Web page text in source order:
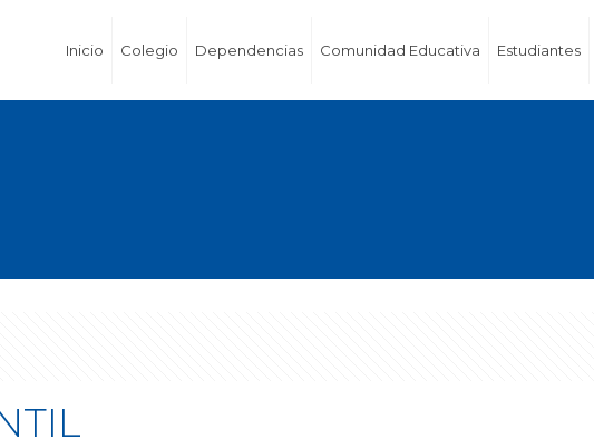
Inicio Colegio Dependencias Comunidad Educativa Estudiantes